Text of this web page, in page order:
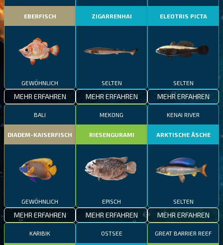
EBERFISCH
GEWÖHNLICH
MEHR ERFAHREN
ZIGARRENHAI
SELTEN
MEHR ERFAHREN
ELEOTRIS PICTA
SELTEN
MEHR ERFAHREN
BALI
DIADEM-KAISERFISCH
GEWÖHNLICH
MEHR ERFAHREN
MEKONG
RIESENGURAMI
EPISCH
MEHR ERFAHREN
KENAI RIVER
ARKTISCHE ÄSCHE
SELTEN
MEHR ERFAHREN
KARIBIK OSTSEE GREAT BARRIER REEF